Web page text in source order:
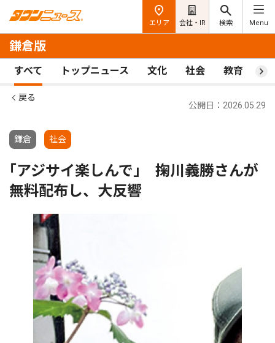
エリア 会社・IR 検索 Menu
鎌倉版
すべて トップニュース 文化 社会 教育 ス
戻る
鎌倉 社会
公開日：2026.05.29
｢アジサイ楽しんで｣ 掬川義勝さんが
無料配布し、大反響